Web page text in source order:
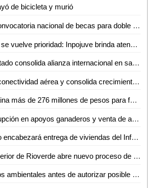
de bicicleta y murió
UASLP lidera convocatoria nacional de becas para doble titulación en ingeniería con Francia
La salud mental se vuelve prioridad: Inpojuve brinda atención psicológica en la Huasteca
Gobierno del estado consolida alianza internacional en salud mental
SLP amplía su conectividad aérea y consolida crecimiento turistico y económico
Federación destina más de 276 millones de pesos para fortalecer la salud en SLP
Denuncian corrupción en apoyos ganaderos y venta de aretes
Octavio Romero encabezará entrega de viviendas del Infonavit en Ciudad Valles
Tecnológico superior de Rioverde abre nuevo proceso de admisión por alta demanda
PRI pide estudios ambientales antes de autorizar posible fracking en la Huasteca Potosina